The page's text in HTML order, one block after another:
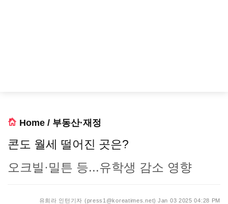
Home / 부동산·재정
콘도 월세 떨어진 곳은?
오크빌·밀튼 등...유학생 감소 영향
유희라 인턴기자 (press1@koreatimes.net) Jan 03 2025 04:28 PM